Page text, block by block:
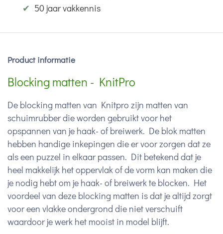
✔ 50 jaar vakkennis
Product informatie
Blocking matten - KnitPro
De blocking matten van Knitpro zijn matten van
schuimrubber die worden gebruikt voor het
opspannen van je haak- of breiwerk. De blok matten
hebben handige inkepingen die er voor zorgen dat ze
als een puzzel in elkaar passen. Dit betekend dat je
heel makkelijk het oppervlak of de vorm kan maken die
je nodig hebt om je haak- of breiwerk te blocken. Het
voordeel van deze blocking matten is dat je altijd zorgt
voor een vlakke ondergrond die niet verschuift
waardoor je werk het mooist in model blijft.